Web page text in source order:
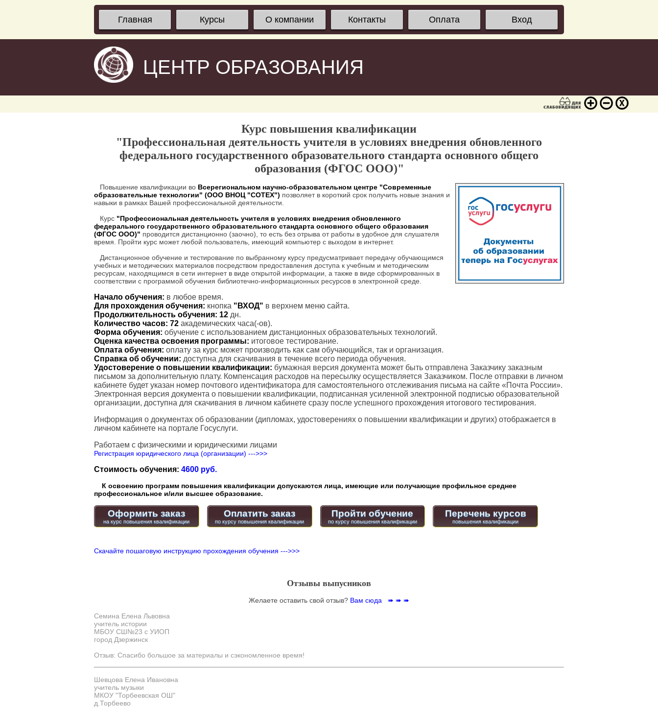
Главная Курсы О компании Контакты Оплата Вход
ЦЕНТР ОБРАЗОВАНИЯ
Курс повышения квалификации
"Профессиональная деятельность учителя в условиях внедрения обновленного
федерального государственного образовательного стандарта основного общего
образования (ФГОС ООО)"
Повышение квалификации во Всерегиональном научно-образовательном центре "Современные
образовательные технологии" (ООО ВНОЦ "СОТЕХ") позволяет в короткий срок получить новые знания и
навыки в рамках Вашей профессиональной деятельности.
Курс "Профессиональная деятельность учителя в условиях внедрения обновленного
федерального государственного образовательного стандарта основного общего образования
(ФГОС ООО)" проводится дистанционно (заочно), то есть без отрыва от работы в удобное для слушателя
время. Пройти курс может любой пользователь, имеющий компьютер с выходом в интернет.
Дистанционное обучение и тестирование по выбранному курсу предусматривает передачу обучающимся
учебных и методических материалов посредством предоставления доступа к учебным и методическим
ресурсам, находящимся в сети интернет в виде открытой информации, а также в виде сформированных в
соответствии с программой обучения библиотечно-информационных ресурсов в электронной среде.
Начало обучения: в любое время.
Для прохождения обучения: кнопка "ВХОД" в верхнем меню сайта.
Продолжительность обучения: 12 дн.
Количество часов: 72 академических часа(-ов).
Форма обучения: обучение с использованием дистанционных образовательных технологий.
Оценка качества освоения программы: итоговое тестирование.
Оплата обучения: оплату за курс может производить как сам обучающийся, так и организация.
Справка об обучении: доступна для скачивания в течение всего периода обучения.
Удостоверение о повышении квалификации: бумажная версия документа может быть отправлена Заказчику заказным
письмом за дополнительную плату. Компенсация расходов на пересылку осуществляется Заказчиком. После отправки в личном
кабинете будет указан номер почтового идентификатора для самостоятельного отслеживания письма на сайте «Почта России».
Электронная версия документа о повышении квалификации, подписанная усиленной электронной подписью образовательной
организации, доступна для скачивания в личном кабинете сразу после успешного прохождения итогового тестирования.
Информация о документах об образовании (дипломах, удостоверениях о повышении квалификации и других) отображается в
личном кабинете на портале Госуслуги.
Работаем с физическими и юридическими лицами
Регистрация юридического лица (организации) --->>>
Стоимость обучения: 4600 руб.
К освоению программ повышения квалификации допускаются лица, имеющие или получающие профильное среднее
профессиональное и/или высшее образование.
Оформить заказ Оплатить заказ Пройти обучение
по курсу повышения квалификации
Перечень курсов
Скачайте пошаговую инструкцию прохождения обучения --->>>
Отзывы выпусников
Желаете оставить свой отзыв? Вам сюда ➠ ➠ ➠
Семина Елена Львовна
учитель истории
МБОУ СШ№23 с УИОП
город Дзержинск
Отзыв: Спасибо большое за материалы и сэкономленное время!
Шевцова Елена Ивановна
учитель музыки
МКОУ "Торбеевская ОШ"
д.Торбеево